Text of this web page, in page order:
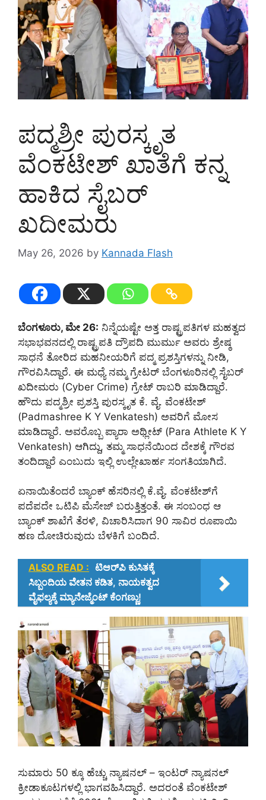
ಪದ್ಮಶ್ರೀ ಪುರಸ್ಕೃತ
ವೆಂಕಟೇಶ್ ಖಾತೆಗೆ ಕನ್ನ
ಹಾಕಿದ ಸೈಬರ್
ಖದೀಮರು
May 26, 2026 by Kannada Flash
ಬೆಂಗಳೂರು, ಮೇ 26: ನಿನ್ನೆಯಷ್ಟೇ ಅತ್ತ ರಾಷ್ಟ್ರಪತಿಗಳ ಮಹತ್ವದ
ಸಭಾಭವನದಲ್ಲಿ ರಾಷ್ಟ್ರಪತಿ ದ್ರೌಪದಿ ಮುರ್ಮು ಅವರು ಶ್ರೇಷ್ಠ
ಸಾಧನೆ ತೋರಿದ ಮಹನೀಯರಿಗೆ ಪದ್ಮ ಪ್ರಶಸ್ತಿಗಳನ್ನು ನೀಡಿ,
ಗೌರವಿಸಿದ್ದಾರೆ. ಈ ಮಧ್ಯೆ ನಮ್ಮ ಗ್ರೇಟರ್‌ ಬೆಂಗಳೂರಿನಲ್ಲಿ ಸೈಬರ್
ಖದೀಮರು (Cyber Crime) ಗ್ರೇಟ್ ರಾಬರಿ ಮಾಡಿದ್ದಾರೆ.
ಹೌದು ಪದ್ಮಶ್ರೀ ಪ್ರಶಸ್ತಿ ಪುರಸ್ಕೃತ ಕೆ. ವೈ. ವೆಂಕಟೇಶ್
(Padmashree K Y Venkatesh) ಅವರಿಗೆ ಮೋಸ
ಮಾಡಿದ್ದಾರೆ. ಅವರೊಬ್ಬ ಪ್ಯಾರಾ ಅಥ್ಲೀಟ್ (Para Athlete K Y
Venkatesh) ಆಗಿದ್ದು, ತಮ್ಮ ಸಾಧನೆಯಿಂದ ದೇಶಕ್ಕೆ ಗೌರವ
ತಂದಿದ್ದಾರೆ ಎಂಬುದು ಇಲ್ಲಿ ಉಲ್ಲೇಖಾರ್ಹ ಸಂಗತಿಯಾಗಿದೆ.
ಏನಾಯಿತೆಂದರೆ ಬ್ಯಾಂಕ್ ಹೆಸರಿನಲ್ಲಿ ಕೆ.ವೈ. ವೆಂಕಟೇಶ್‌ಗೆ
ಪದೆಪದೇ ಒಟಿಪಿ ಮೆಸೇಜ್ ಬರುತ್ತಿತ್ತಂತೆ. ಈ ಸಂಬಂಧ ಆ
ಬ್ಯಾಂಕ್‌ ಶಾಖೆಗೆ ತೆರಳಿ, ವಿಚಾರಿಸಿದಾಗ 90 ಸಾವಿರ ರೂಪಾಯಿ
ಹಣ ದೋಚಿರುವುದು ಬೆಳಕಿಗೆ ಬಂದಿದೆ.
ALSO READ : ಟಿಆರ್‌ಪಿ ಕುಸಿತಕ್ಕೆ
ಸಿಬ್ಬಂದಿಯ ವೇತನ ಕಡಿತ, ನಾಯಕತ್ವದ
ವೈಫಲ್ಯಕ್ಕೆ ಮ್ಯಾನೇಜ್ಮೆಂಟ್ ಕೆಂಗಣ್ಣು!
ಸುಮಾರು 50 ಕ್ಕೂ ಹೆಚ್ಚು ನ್ಯಾಷನಲ್ – ಇಂಟರ್ ನ್ಯಾಷನಲ್
ಕ್ರೀಡಾಕೂಟಗಳಲ್ಲಿ ಭಾಗವಹಿಸಿದ್ದಾರೆ. ಅದರಂತೆ ವೆಂಕಟೇಶ್